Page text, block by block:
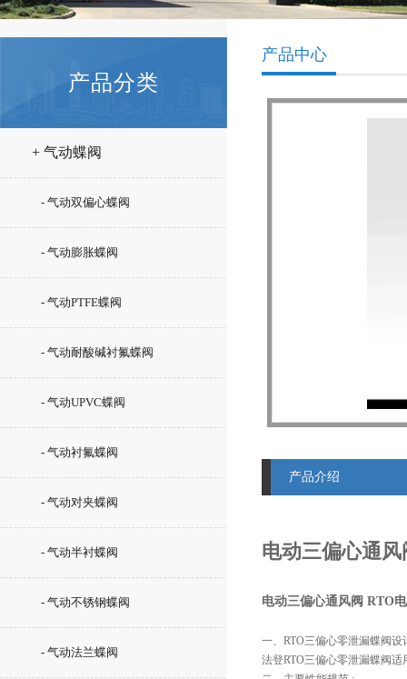
产品分类
+ 气动蝶阀
- 气动双偏心蝶阀
- 气动膨胀蝶阀
- 气动PTFE蝶阀
- 气动耐酸碱衬氟蝶阀
- 气动UPVC蝶阀
- 气动衬氟蝶阀
- 气动对夹蝶阀
- 气动半衬蝶阀
- 气动不锈钢蝶阀
- 气动法兰蝶阀
产品中心
产品介绍
电动三偏心通
电动三偏心通风阀 RTO
一、RTO三偏心零泄漏蝶阀
法登RTO三偏心零泄漏蝶阀